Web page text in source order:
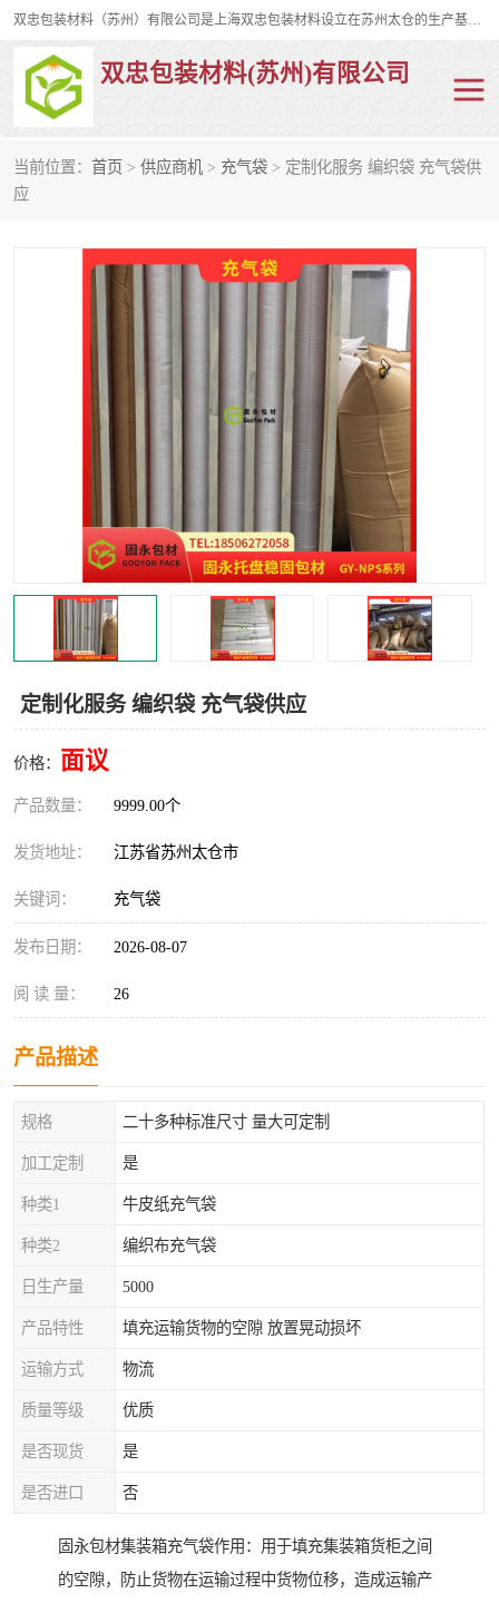
双忠包装材料（苏州）有限公司是上海双忠包装材料设立在苏州太仓的生产基地，占地约2万平米，产品主要有打孔缠绕膜，拉伸蜂窝纸，集装箱充气袋，滑托板，打包带，裹包网兜，防滑纸等箱体和托盘的运输和保护性包材。固永包材®，GooYon Pack®，是我们保护性包装材料的专属品牌。
双忠包装材料(苏州)有限公司
当前位置： 首页 > 供应商机 > 充气袋 > 定制化服务 编织袋 充气袋供
应
定制化服务 编织袋 充气袋供应
价格： 面议
产品数量： 9999.00个
发货地址： 江苏省苏州太仓市
关键词： 充气袋
发布日期： 2026-08-07
阅 读 量： 26
产品描述
规格 二十多种标准尺寸 量大可定制
加工定制 是
种类1 牛皮纸充气袋
种类2 编织布充气袋
日生产量 5000
产品特性 填充运输货物的空隙 放置晃动损坏
运输方式 物流
质量等级 优质
是否现货 是
是否进口 否
固永包材集装箱充气袋作用：用于填充集装箱货柜之间
的空隙，防止货物在运输过程中货物位移，造成运输产
裹包网兜 纤维打包带
充气袋
缠绕膜
托盘裹包网兜
托盘捆绑带